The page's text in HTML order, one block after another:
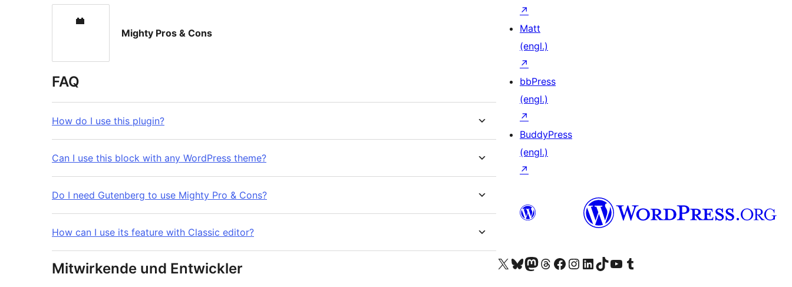
Mighty Pros & Cons
FAQ
How do I use this plugin?
Can I use this block with any WordPress theme?
Do I need Gutenberg to use Mighty Pro & Cons?
How can I use its feature with Classic editor?
Mitwirkende und Entwickler
↗
Matt
(engl.)
↗
bbPress
(engl.)
↗
BuddyPress
(engl.)
↗
Unser X-Konto (früher Twitter) besuchen
Unser Bluesky-Konto besuchen
Unser Mastodon-Konto besuchen
Unser Threads-Konto besuchen
Unsere Facebook-Seite besuchen
Unser Instagram-Konto besuchen
Unser LinkedIn-Konto besuchen
Unser TikTok-Konto besuchen
Unseren YouTube-Kanal besuchen
Unser Tumblr-Konto besuchen